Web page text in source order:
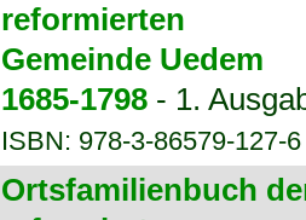
reformierten
Gemeinde Uedem
1685-1798- 1.
ISBN: 978-3-86579-127-6
Ortsfamilienbuch